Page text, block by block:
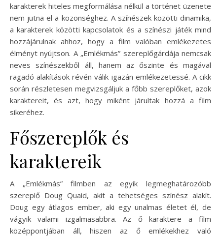
karakterek hiteles megformálása nélkül a történet üzenete
nem jutna el a közönséghez. A színészek közötti dinamika,
a karakterek közötti kapcsolatok és a színészi játék mind
hozzájárulnak ahhoz, hogy a film valóban emlékezetes
élményt nyújtson. A „Emlékmás” szereplőgárdája nemcsak
neves színészekből áll, hanem az őszinte és magával
ragadó alakítások révén válik igazán emlékezetessé. A cikk
során részletesen megvizsgáljuk a főbb szereplőket, azok
karaktereit, és azt, hogy miként járultak hozzá a film
sikeréhez.
Főszereplők és
karaktereik
A „Emlékmás” filmben az egyik legmeghatározóbb
szereplő Doug Quaid, akit a tehetséges színész alakít.
Doug egy átlagos ember, aki egy unalmas életet él, de
vágyik valami izgalmasabbra. Az ő karaktere a film
középpontjában áll, hiszen az ő emlékekhez való